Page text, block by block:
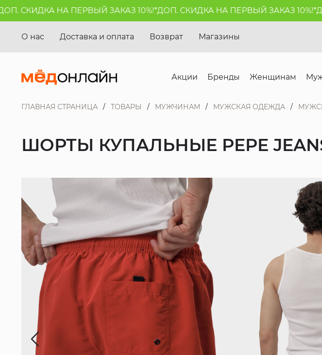
СКИДКА НА ПЕРВЫЙ ЗАКАЗ 10%!*ДОП. СКИДКА НА ПЕРВЫЙ ЗАКАЗ 10%!*
О нас Доставка и оплата Возврат Магазины
Акции Бренды Женщинам
ГЛАВНАЯ СТРАНИЦА ТОВАРЫ МУЖЧИНАМ МУЖСКАЯ ОДЕЖДА
ШОРТЫ КУПАЛЬНЫЕ PEPE